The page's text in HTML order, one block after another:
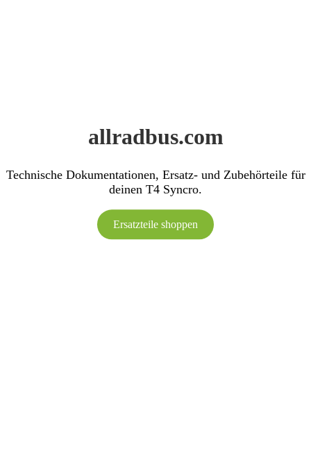
allradbus.com
Technische Dokumentationen, Ersatz- und Zubehörteile für
deinen T4 Syncro.
Ersatzteile shoppen